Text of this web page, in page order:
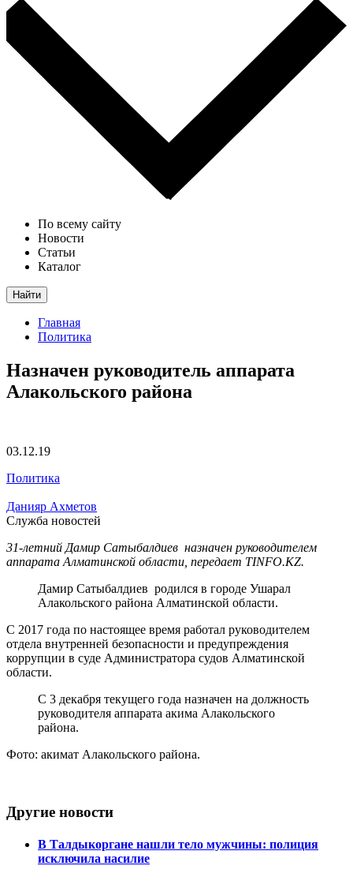
По всему сайту
Новости
Статьи
Каталог
Найти
Главная
Политика
Назначен руководитель аппарата
Алакольского района
03.12.19
Политика
Данияр Ахметов
Служба новостей
31-летний Дамир Сатыбалдиев назначен руководителем
аппарата Алматинской области, передает TINFO.KZ.
Дамир Сатыбалдиев родился в городе Ушарал
Алакольского района Алматинской области.
С 2017 года по настоящее время работал руководителем
отдела внутренней безопасности и предупреждения
коррупции в суде Администратора судов Алматинской
области.
С 3 декабря текущего года назначен на должность
руководителя аппарата акима Алакольского
района.
Фото: акимат Алакольского района.
Другие новости
В Талдыкоргане нашли тело мужчины: полиция
исключила насилие